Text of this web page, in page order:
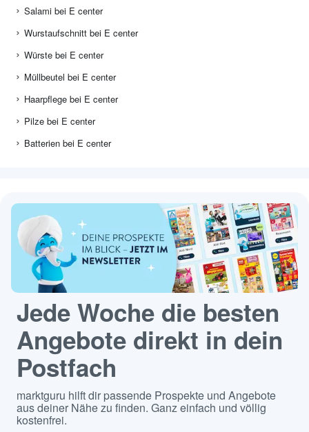
Salami bei E center
Wurstaufschnitt bei E center
Würste bei E center
Müllbeutel bei E center
Haarpflege bei E center
Pilze bei E center
Batterien bei E center
Jede Woche die besten
Angebote direkt in dein
Postfach
marktguru hilft dir passende Prospekte und Angebote
aus deiner Nähe zu finden. Ganz einfach und völlig
kostenfrei.